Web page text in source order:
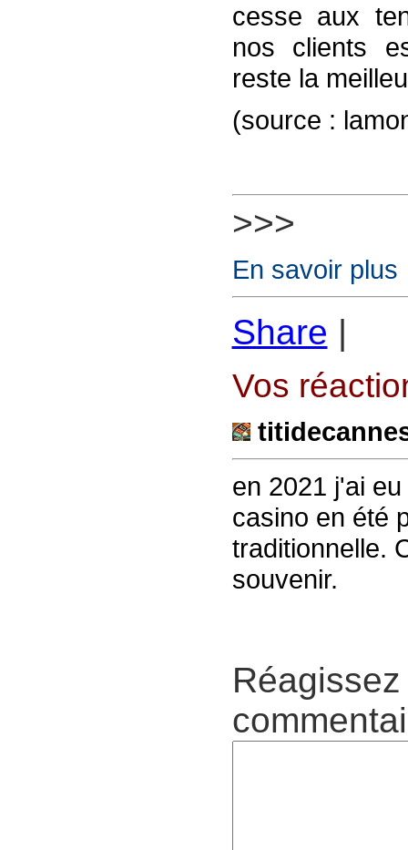
cesse aux
nos clients
reste la
(source :
>>>
En savoir plus
Share |
Vos
en 2021 j'ai
casino en été
traditionnelle.
souvenir.